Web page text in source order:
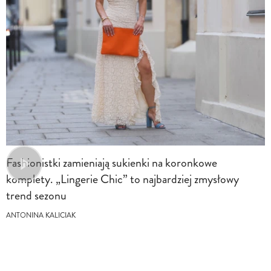
Fashionistki zamieniają sukienki na koronkowe
komplety. „Lingerie Chic” to najbardziej zmysłowy
trend sezonu
ANTONINA KALICIAK